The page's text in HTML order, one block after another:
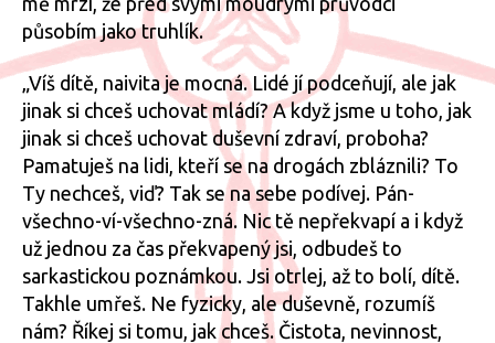
působím jako truhlík.
„Víš dítě, naivita je mocná. Lidé jí podceňují, ale jak
jinak si chceš uchovat mládí? A když jsme u toho, jak
jinak si chceš uchovat duševní zdraví, proboha?
Pamatuješ na lidi, kteří se na drogách zbláznili? To
Ty nechceš, viď? Tak se na sebe podívej. Pán-
všechno-ví-všechno-zná. Nic tě nepřekvapí a i když
už jednou za čas překvapený jsi, odbudeš to
sarkastickou poznámkou. Jsi otrlej, až to bolí, dítě.
Takhle umřeš. Ne fyzicky, ale duševně, rozumíš
nám? Říkej si tomu, jak chceš. Čistota, nevinnost,